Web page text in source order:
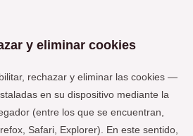
y eliminar cookies
rechazar y eliminar las cookies —
en su dispositivo mediante la
(entre los que se encuentran,
Safari, Explorer). En este sentido,